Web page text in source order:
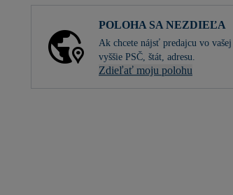
POLOHA SA NEZDIEĽA
Ak chcete nájsť predajcu vo
vyššie PSČ, štát, adresu.
Zdieľať moju polohu